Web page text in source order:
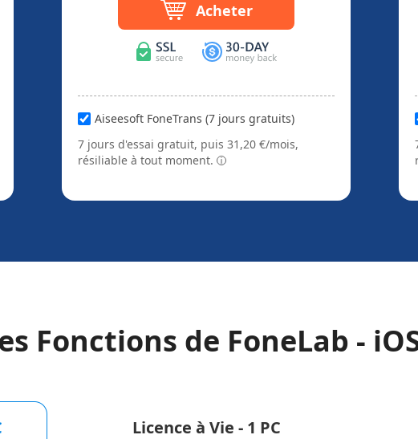
Acheter
Aiseesoft FoneTrans (7 jours gratuits)
7 jours d'essai gratuit, puis 31,20 €/mois,
résiliable à tout moment.
Fonctions de FoneLab -
Licence à Vie - 1 PC